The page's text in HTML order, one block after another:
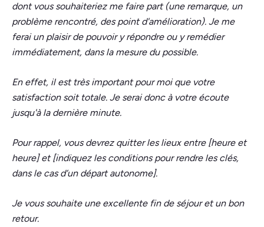
dont vous souhaiteriez me faire part (une remarque, un
problème rencontré, des point d'amélioration). Je me
ferai un plaisir de pouvoir y répondre ou y remédier
immédiatement, dans la mesure du possible.
En effet, il est très important pour moi que votre
satisfaction soit totale. Je serai donc à votre écoute
jusqu'à la dernière minute.
Pour rappel, vous devrez quitter les lieux entre [heure et
heure] et [indiquez les conditions pour rendre les clés,
dans le cas d’un départ autonome].
Je vous souhaite une excellente fin de séjour et un bon
retour.